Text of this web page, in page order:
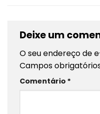
Deixe um
O seu endereço de
Campos
Comentário *